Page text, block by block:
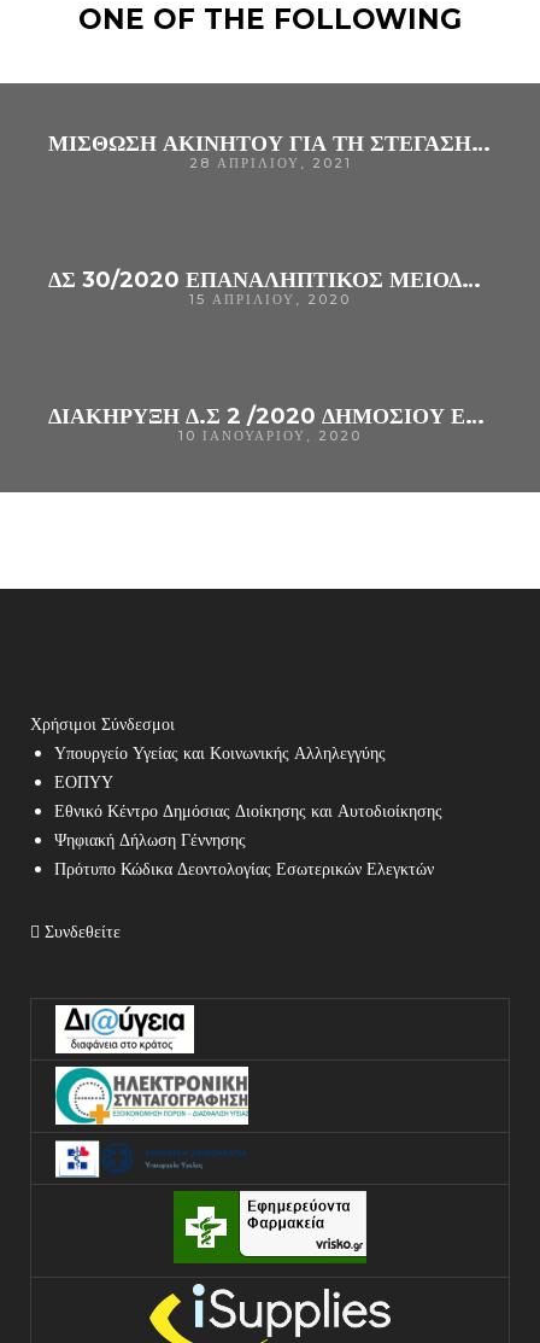
ONE OF THE FOLLOWING
ΜΙΣΘΩΣΗ ΑΚΙΝΗΤΟΥ ΓΙΑ ΤΗ ΣΤΕΓΑΣΗ ΤΟΥ ΔΙΕΚ ΤΟΥ ΓΝ ΑΡΤΑΣ
28 ΑΠΡΙΛΊΟΥ, 2021
ΔΣ 30/2020 ΕΠΑΝΑΛΗΠΤΙΚΟΣ ΜΕΙΟΔΟΤΙΚΟΣ ΜΙΣΘΩΣΗΣ ΑΚΙΝΗΤΟΥ ΓΙΑ ΤΗ ΣΤΕΓΑΣΗ ΔΙΕΚ ΓΝ ΑΡΤΑΣ
15 ΑΠΡΙΛΊΟΥ, 2020
ΔΙΑΚΗΡΥΞΗ Δ.Σ 2 /2020 ΔΗΜΟΣΙΟΥ ΕΠΑΝΑΛΗΠΤΙΚΟΥ ΜΕΙΟΔΟΤΙΚΟΥ ΔΙΑΓΩΝΙΣΜΟΥ ΜΙΣΘΩΣΗΣ ΑΚΙΝΗΤΟΥ ΣΤΟ ΔΗΜΟ ΑΡΤΑΙΩΝ ΓΙΑ ΤΗΝ ΣΤΕΓΑΣΗ ΤΟΥ Δ.Ι.Ε.Κ ΤΟΥ ΓΕΝΙΚΟΥ ΝΟΣΟΚΟΜΕΙΟΥ ΑΡΤΑΣ
10 ΙΑΝΟΥΑΡΊΟΥ, 2020
Χρήσιμοι Σύνδεσμοι
Υπουργείο Υγείας και Κοινωνικής Αλληλεγγύης
ΕΟΠΥΥ
Εθνικό Κέντρο Δημόσιας Διοίκησης και Αυτοδιοίκησης
Ψηφιακή Δήλωση Γέννησης
Πρότυπο Κώδικα Δεοντολογίας Εσωτερικών Ελεγκτών
Συνδεθείτε